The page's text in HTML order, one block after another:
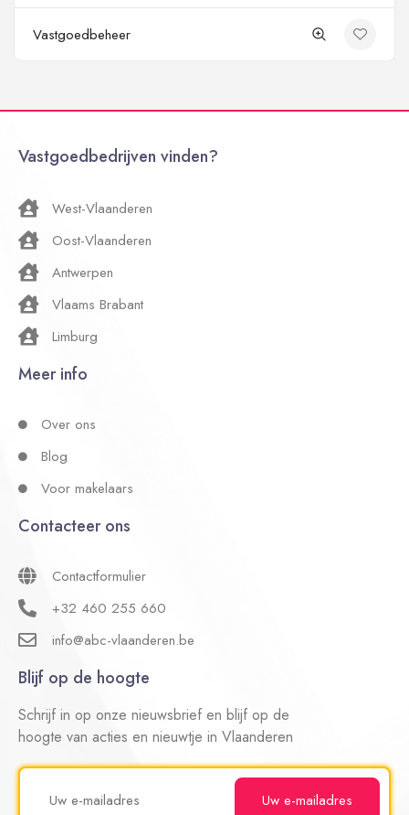
Vastgoedbeheer
Vastgoedbedrijven vinden?
West-Vlaanderen
Oost-Vlaanderen
Antwerpen
Vlaams Brabant
Limburg
Meer info
Over ons
Blog
Voor makelaars
Contacteer ons
Contactformulier
+32 460 255 660
info@abc-vlaanderen.be
Blijf op de hoogte
Schrijf in op onze nieuwsbrief en blijf op de
hoogte van acties en nieuwtje in Vlaanderen